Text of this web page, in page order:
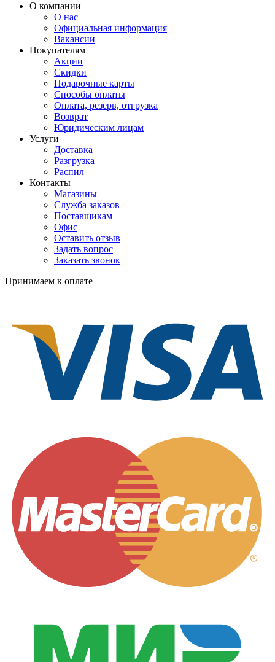
О компании
О нас
Официальная информация
Вакансии
Покупателям
Акции
Скидки
Подарочные карты
Способы оплаты
Оплата, резерв, отгрузка
Возврат
Юридическим лицам
Услуги
Доставка
Разгрузка
Распил
Контакты
Магазины
Служба заказов
Поставщикам
Офис
Оставить отзыв
Задать вопрос
Заказать звонок
Принимаем к оплате